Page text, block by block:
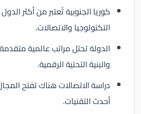
كوريا الجنوبية تُعتبر من أكثر
التكنولوجيا والاتصالات.
الدولة تحتل مراتب عالمية
والبنية التحتية الرقمية.
دراسة الاتصالات هناك تفتح
أحدث التقنيات.